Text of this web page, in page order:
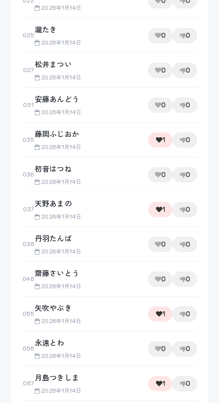
2026年1月14日
025
瀧たき
2026年1月14日
0 0
027
松井まつい
2026年1月14日
0 0
031
安藤あんどう
2026年1月14日
0 0
035
藤岡ふじおか
2026年1月14日
1 0
036
初音はつね
2026年1月14日
0 0
037
天野あまの
2026年1月14日
1 0
038
丹羽たんば
2026年1月14日
0 0
046
齋藤さいとう
2026年1月14日
0 0
055
矢吹やぶき
2026年1月14日
1 0
056
永遠とわ
2026年1月14日
0 0
067
月島つきしま
2026年1月14日
1 0